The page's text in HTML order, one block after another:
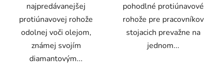
najpredávanejšej
protiúnavovej rohože
odolnej voči olejom,
známej svojím
diamantovým...
pohodlné protiúnavové
rohože pre pracovníkov
stojacich prevažne na
jednom...